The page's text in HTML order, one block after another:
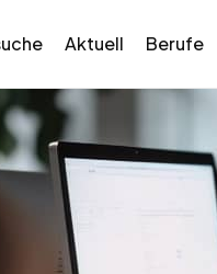
Aktuell Berufe